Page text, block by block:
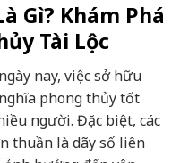
Gì? Khám Phá
Tài Lộc
nay, việc sở hữu
phong thủy tốt
người. Đặc biệt, các
thuần là dãy số liên